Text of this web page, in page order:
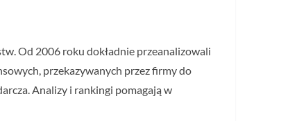
Od 2006 roku dokładnie przeanalizowali
przekazywanych przez firmy do
Analizy i rankingi pomagają w